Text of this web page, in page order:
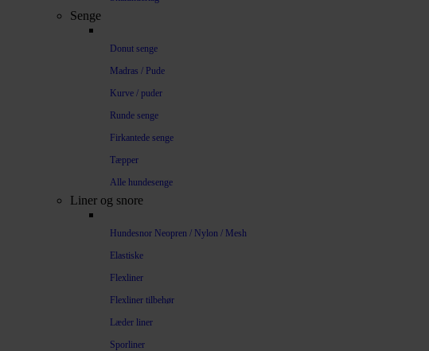
Senge
Donut senge
Madras / Pude
Kurve / puder
Runde senge
Firkantede senge
Tæpper
Alle hundesenge
Liner og snore
Hundesnor Neopren / Nylon / Mesh
Elastiske
Flexliner
Flexliner tilbehør
Læder liner
Sporliner